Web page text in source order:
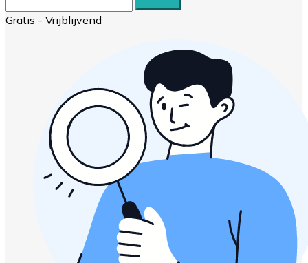
Gratis - Vrijblijvend